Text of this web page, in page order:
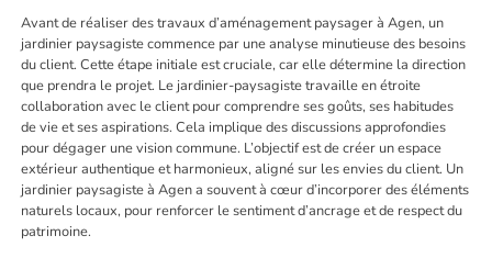
Avant de réaliser des travaux d’aménagement paysager à Agen, un
jardinier paysagiste commence par une analyse minutieuse des besoins
du client. Cette étape initiale est cruciale, car elle détermine la direction
que prendra le projet. Le jardinier-paysagiste travaille en étroite
collaboration avec le client pour comprendre ses goûts, ses habitudes
de vie et ses aspirations. Cela implique des discussions approfondies
pour dégager une vision commune. L’objectif est de créer un espace
extérieur authentique et harmonieux, aligné sur les envies du client. Un
jardinier paysagiste à Agen a souvent à cœur d’incorporer des éléments
naturels locaux, pour renforcer le sentiment d’ancrage et de respect du
patrimoine.